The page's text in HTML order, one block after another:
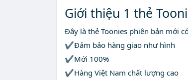
Giới thiệu 1 thẻ
Đây là thẻ Toonies phiên bản mới
✔Đảm bảo hàng giao như hình
✔Mới 100%
✔Hàng Việt Nam chất lượng cao